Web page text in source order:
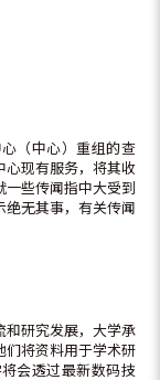
（中心）重组的查
心现有服务，将其收
些传闻指中大受到
无其事，有关传闻
和研究发展，大学承
们将资料用于学术研
会透过最新数码技